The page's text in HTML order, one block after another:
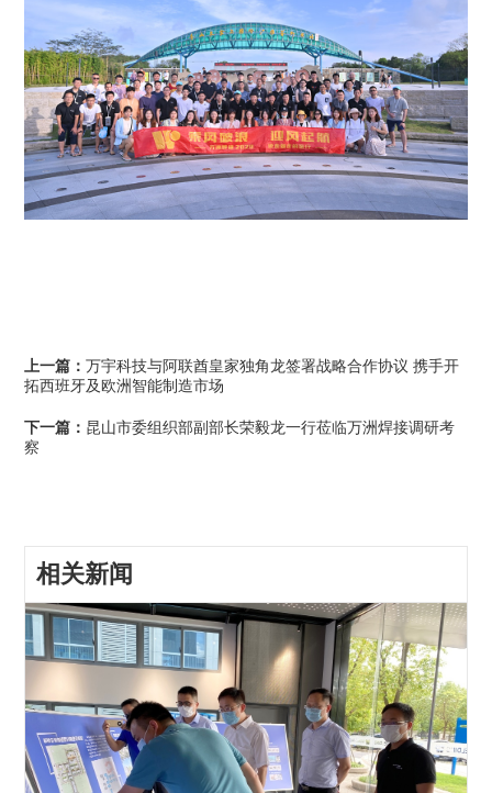
上一篇：万宇科技与阿联酋皇家独角龙签署战略合作协议 携手开
拓西班牙及欧洲智能制造市场
下一篇： 昆山市委组织部副部长荣毅龙一行莅临万洲焊接调研考
察
相关新闻